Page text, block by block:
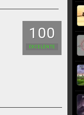
100
EXCELENTE